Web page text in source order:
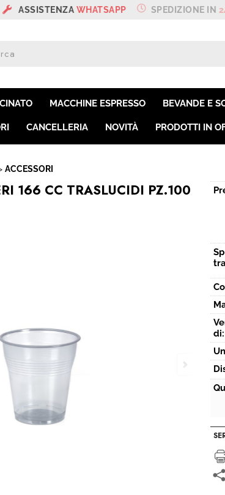
SPEDIZIONE IN 24/48 H
MACCHINE ESPRESSO BEVANDE E
CANCELLERIA NOVITÀ PRODOTTI IN
ACCESSORI
166 CC TRASLUCIDI PZ.100
di: